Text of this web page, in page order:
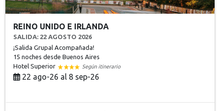
REINO UNIDO E IRLANDA
SALIDA: 22 AGOSTO 2026
¡Salida Grupal Acompañada!
15 nochesdesde Buenos Aires
Hotel Superior
Según itinerario
22 ago-26 al 8 sep-26